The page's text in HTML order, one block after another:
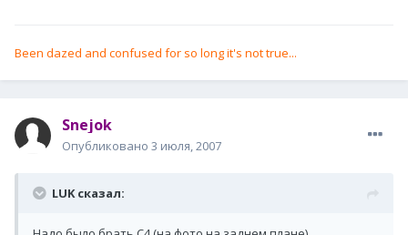
Been dazed and confused for so long it's not true...
Snejok
Опубликовано 3 июля, 2007
LUK сказал: